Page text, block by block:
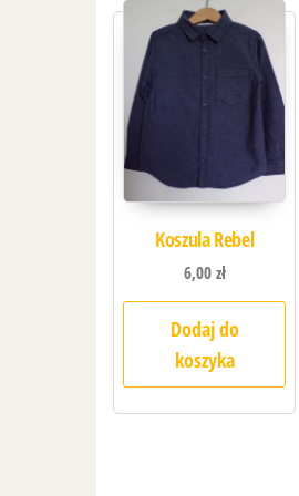
Koszula Rebel
6,00zł
Dodaj do
koszyka